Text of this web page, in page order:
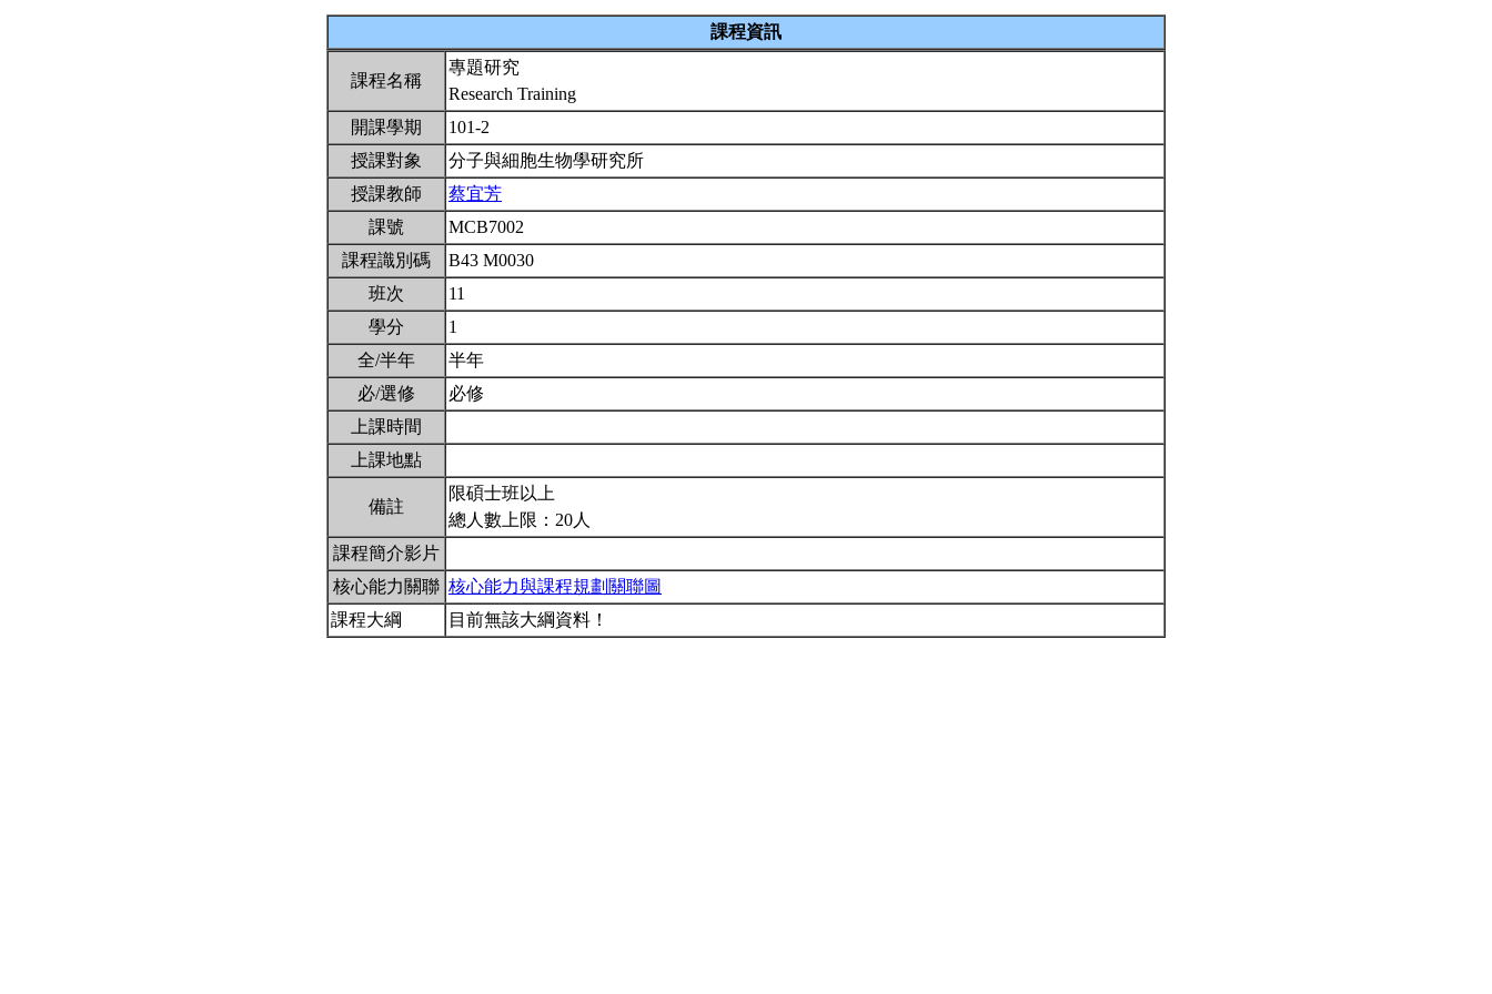
課程資訊
課程名稱
專題研究
Research Training
開課學期
101-2
授課對象
分子與細胞生物學研究所
授課教師
蔡宜芳
課號
MCB7002
課程識別碼
B43 M0030
班次
11
學分
1
全/半年
半年
必/選修
必修
上課時間
上課地點
備註
限碩士班以上
總人數上限：20人
課程簡介影片
核心能力關聯 核心能力與課程規劃關聯圖
課程大綱
目前無該大綱資料！